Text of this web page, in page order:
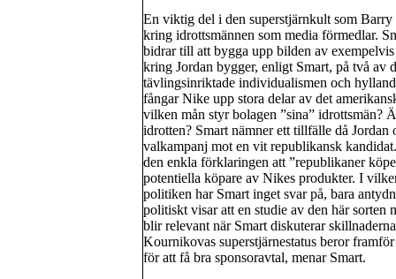
En viktig del i den superstjärnkult som Barry
kring idrottsmännen som media förmedlar.
bidrar till att bygga upp bilden av
kring Jordan bygger, enligt Smart, på två av
tävlingsinriktade individualismen och
fångar Nike upp stora delar av det
vilken mån styr bolagen ”sina” idrottsmän?
idrotten? Smart nämner ett tillfälle då Jordan
valkampanj mot en vit republikansk
den enkla förklaringen att ”republikaner
potentiella köpare av Nikes produkter. I
politiken har Smart inget svar på, bara
politiskt visar att en studie av den här
blir relevant när Smart diskuterar
Kournikovas superstjärnestatus beror
för att få bra sponsoravtal, menar Smart.